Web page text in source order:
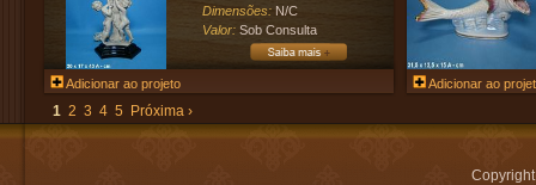
Dimensões: N/C
Valor: Sob Consulta
Adicionar ao projeto Adicionar ao
1 2 3 4 5 Próxima ›